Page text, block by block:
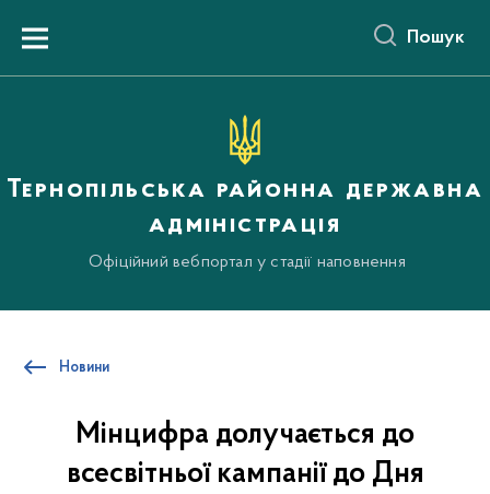
вмістуMenu Пошук
Тернопільська районна державна
адміністрація
Офіційний вебпортал у стадії наповнення
Новини
Мінцифра долучається до
всесвітньої кампанії до Дня